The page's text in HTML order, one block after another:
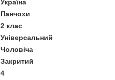
Україна
Панчохи
2 клас
Універсальний
Чоловіча
Закритий
4